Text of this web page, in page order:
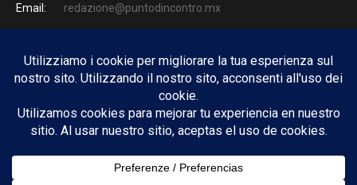
Email:
redazione@puntodincontro.mx
PUNTODINCONTRO